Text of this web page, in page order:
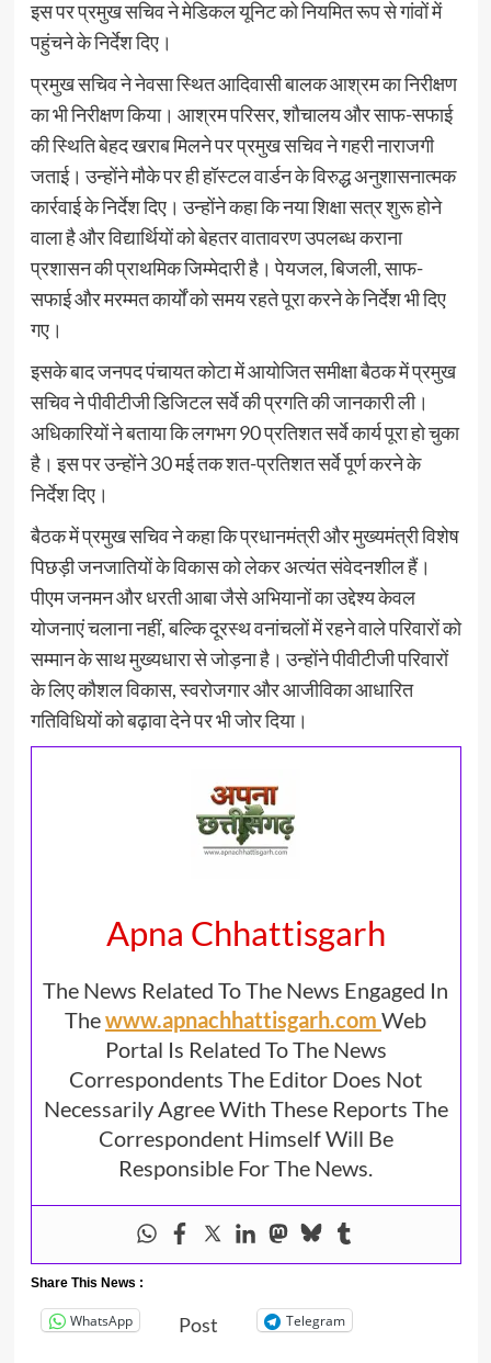
इस पर प्रमुख सचिव ने मेडिकल यूनिट को नियमित रूप से गांवों में
पहुंचने के निर्देश दिए।
प्रमुख सचिव ने नेवसा स्थित आदिवासी बालक आश्रम का निरीक्षण
का भी निरीक्षण किया। आश्रम परिसर, शौचालय और साफ-सफाई
की स्थिति बेहद खराब मिलने पर प्रमुख सचिव ने गहरी नाराजगी
जताई। उन्होंने मौके पर ही हॉस्टल वार्डन के विरुद्ध अनुशासनात्मक
कार्रवाई के निर्देश दिए। उन्होंने कहा कि नया शिक्षा सत्र शुरू होने
वाला है और विद्यार्थियों को बेहतर वातावरण उपलब्ध कराना
प्रशासन की प्राथमिक जिम्मेदारी है। पेयजल, बिजली, साफ-
सफाई और मरम्मत कार्यों को समय रहते पूरा करने के निर्देश भी दिए
गए।
इसके बाद जनपद पंचायत कोटा में आयोजित समीक्षा बैठक में प्रमुख
सचिव ने पीवीटीजी डिजिटल सर्वे की प्रगति की जानकारी ली।
अधिकारियों ने बताया कि लगभग 90 प्रतिशत सर्वे कार्य पूरा हो चुका
है। इस पर उन्होंने 30 मई तक शत-प्रतिशत सर्वे पूर्ण करने के
निर्देश दिए।
बैठक में प्रमुख सचिव ने कहा कि प्रधानमंत्री और मुख्यमंत्री विशेष
पिछड़ी जनजातियों के विकास को लेकर अत्यंत संवेदनशील हैं।
पीएम जनमन और धरती आबा जैसे अभियानों का उद्देश्य केवल
योजनाएं चलाना नहीं, बल्कि दूरस्थ वनांचलों में रहने वाले परिवारों को
सम्मान के साथ मुख्यधारा से जोड़ना है। उन्होंने पीवीटीजी परिवारों
के लिए कौशल विकास, स्वरोजगार और आजीविका आधारित
गतिविधियों को बढ़ावा देने पर भी जोर दिया।
Apna Chhattisgarh
The News Related To The News Engaged In
Thewww.apnachhattisgarh.com Web
Portal Is Related To The News
Correspondents The Editor Does Not
Necessarily Agree With These Reports The
Correspondent Himself Will Be
Responsible For The News.
Share This News :
WhatsApp Post Telegram